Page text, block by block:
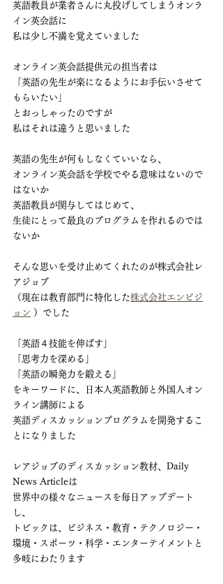
英語教員が業者さんに丸投げしてしまうオンラ
イン英会話に
私は少し不満を覚えていました
オンライン英会話提供元の担当者は
「英語の先生が楽になるようにお手伝いさせて
もらいたい」
とおっしゃったのですが
私はそれは違うと思いました
英語の先生が何もしなくていいなら、
オンライン英会話を学校でやる意味はないので
はないか
英語教員が関与してはじめて、
生徒にとって最良のプログラムを作れるのでは
ないか
そんな思いを受け止めてくれたのが株式会社レ
アジョブ
（現在は教育部門に特化した株式会社エンビジ
ョン ）でした
「英語４技能を伸ばす」
「思考力を深める」
「英語の瞬発力を鍛える」
をキーワードに、日本人英語教師と外国人オン
ライン講師による
英語ディスカッションプログラムを開発するこ
とになりました
レアジョブのディスカッション教材、Daily
News Articleは
世界中の様々なニュースを毎日アップデート
し、
トピックは、ビジネス・教育・テクノロジー・
環境・スポーツ・科学・エンターテイメントと
多岐にわたります